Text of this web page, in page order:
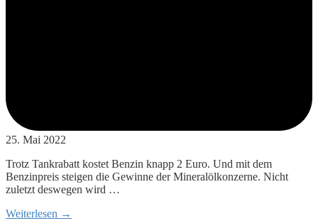
25. Mai 2022
Trotz Tankrabatt kostet Benzin knapp 2 Euro. Und mit dem
Benzinpreis steigen die Gewinne der Mineralölkonzerne. Nicht
zuletzt deswegen wird …
Weiterlesen →